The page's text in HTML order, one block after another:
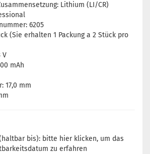
Lithium (LI/CR)
6205
(Sie erhalten 1 Packung a 2 Stück pro
V
mAh
17,0 mm
bis): bitte hierklicken, um das
zu erfahren